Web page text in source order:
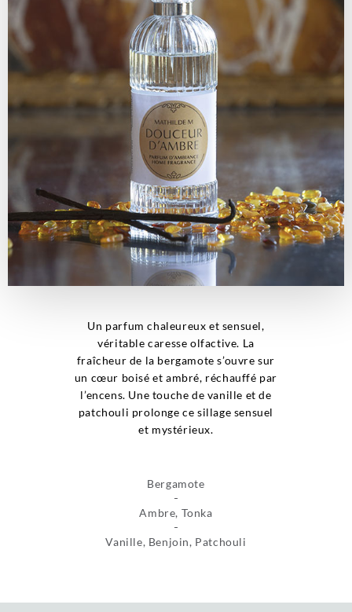
Un parfum chaleureux et sensuel,
véritable caresse olfactive. La
fraîcheur de la bergamote s’ouvre sur
un cœur boisé et ambré, réchauffé par
l’encens. Une touche de vanille et de
patchouli prolonge ce sillage sensuel
et mystérieux.
Bergamote
Ambre, Tonka
Vanille, Benjoin, Patchouli